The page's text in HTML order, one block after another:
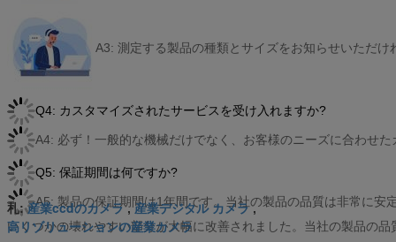
A3: 測定する製品の種類とサイズをお知らせいただ
Q4: カスタマイズされたサービスを受け入れますか?
A4: 必ず！一般的な機械だけでなく、お客様のニーズに合わせ
Q5: 保証期間は何ですか?
A5: 製品の保証期間は1年間です。当社の製品の品質は非常に安
いくつかの壊れやすい部分が大幅に改善されました。当社の製品の品
札:産業ccdのカメラ,産業デジタル カメラ,
高リゾリューションの産業カメラ